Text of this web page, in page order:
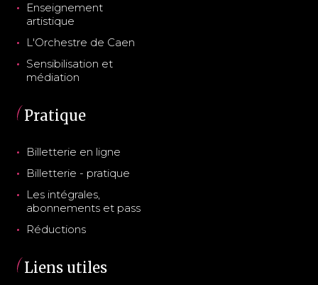
Enseignement
artistique
L'Orchestre de Caen
Sensibilisation et
médiation
Pratique
Billetterie en ligne
Billetterie - pratique
Les intégrales,
abonnements et pass
Réductions
Liens utiles